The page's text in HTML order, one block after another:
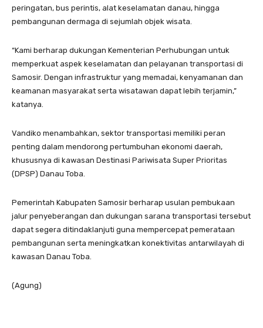
peringatan, bus perintis, alat keselamatan danau, hingga
pembangunan dermaga di sejumlah objek wisata.
“Kami berharap dukungan Kementerian Perhubungan untuk
memperkuat aspek keselamatan dan pelayanan transportasi di
Samosir. Dengan infrastruktur yang memadai, kenyamanan dan
keamanan masyarakat serta wisatawan dapat lebih terjamin,”
katanya.
Vandiko menambahkan, sektor transportasi memiliki peran
penting dalam mendorong pertumbuhan ekonomi daerah,
khususnya di kawasan Destinasi Pariwisata Super Prioritas
(DPSP) Danau Toba.
Pemerintah Kabupaten Samosir berharap usulan pembukaan
jalur penyeberangan dan dukungan sarana transportasi tersebut
dapat segera ditindaklanjuti guna mempercepat pemerataan
pembangunan serta meningkatkan konektivitas antarwilayah di
kawasan Danau Toba.
(Agung)